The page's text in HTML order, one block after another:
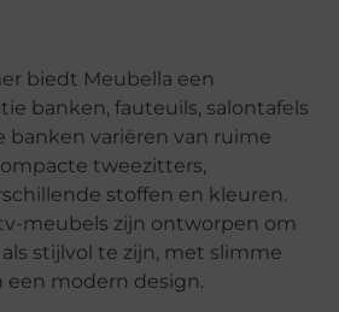
biedt Meubella een
banken, fauteuils, salontafels
banken variëren van ruime
tweezitters,
stoffen en kleuren.
meubels zijn ontworpen om
stijlvol te zijn, met slimme
modern design.